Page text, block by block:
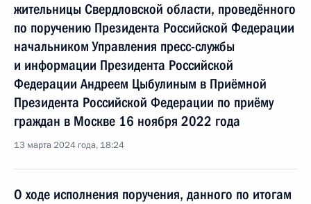
жительницы Свердловской области, проведённого
по поручению Президента Российской Федерации
начальником Управления пресс-службы
и информации Президента Российской
Федерации Андреем Цыбулиным в Приёмной
Президента Российской Федерации по приёму
граждан в Москве 16 ноября 2022 года
13 марта 2024 года, 18:24
О ходе исполнения поручения, данного по итогам